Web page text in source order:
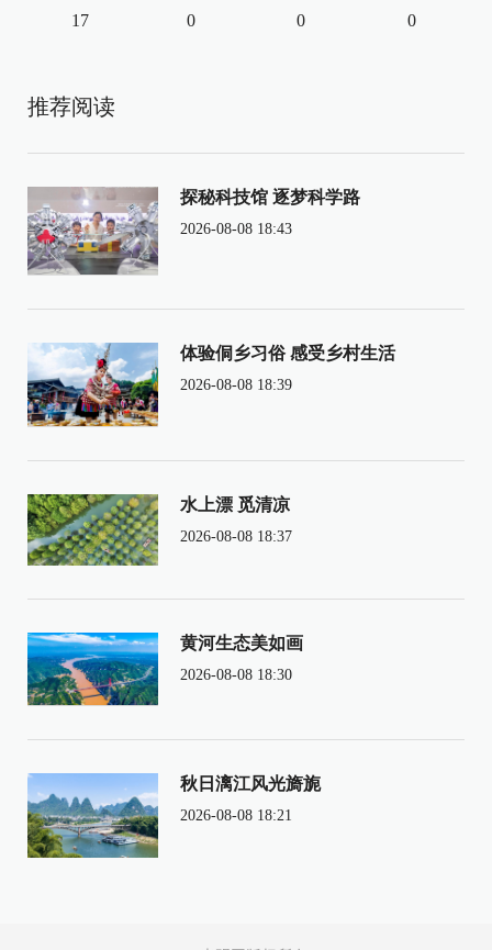
17 0 0 0
推荐阅读
探秘科技馆 逐梦科学路
2026-08-08 18:43
体验侗乡习俗 感受乡村生活
2026-08-08 18:39
水上漂 觅清凉
2026-08-08 18:37
黄河生态美如画
2026-08-08 18:30
秋日漓江风光旖旎
2026-08-08 18:21